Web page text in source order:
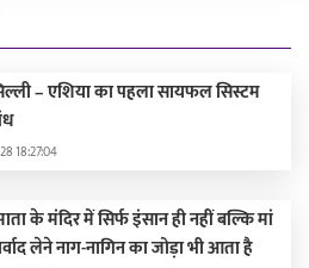
– एशिया का पहला सायफल सिस्टम
18:27:04
के मंदिर में सिर्फ इंसान ही नहीं बल्कि मां
लेने नाग-नागिन का जोड़ा भी आता है